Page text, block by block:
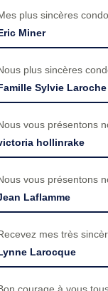
plus sincères
Miner
plus sincères
Sylvie Laroche
vous présentons
hollinrake
vous présentons
Laflamme
mes très
Larocque